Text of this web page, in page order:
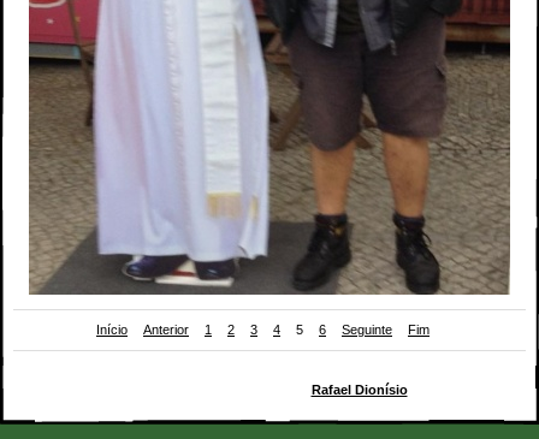
Início Anterior 1 2 3 4 5 6 Seguinte Fim
Rafael Dionísio, esperemos que o